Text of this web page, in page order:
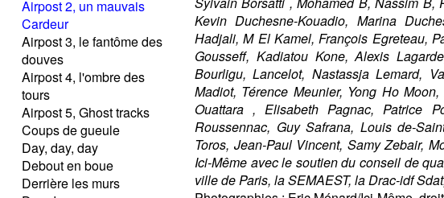
Airpost 2, un mauvais
Cardeur
Airpost 3, le fantôme des
douves
Airpost 4, l'ombre des
tours
Airpost 5, Ghost tracks
Coups de gueule
Day, day, day
Debout en boue
Derrière les murs
Kevin Duchesne-Kouadio, Marina
Hadjali, M El Kamel, François Egreteau,
Gousseff, Kadiatou Kone, Alexis
Bourligu, Lancelot, Nastassja Lemard,
Madiot, Térence Meunier, Yong Ho
Ouattara , Elisabeth Pagnac, Patrice
Roussennac, Guy Safrana, Louis de-
Toros, Jean-Paul Vincent, Samy Zebair,
Ici-Même avec le soutien du conseil de
ville de Paris, la SEMAEST, la Drac-idf